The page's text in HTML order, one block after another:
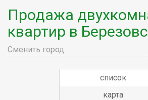
Продажа
квартир в
Сменить город
список
карта